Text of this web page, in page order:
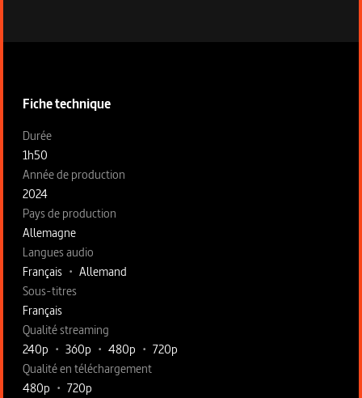
Fiche technique
Fiche technique section gauche
Durée
1h50
Année de production
2024
Pays de production
Allemagne
Langues audio
Français • Allemand
Sous-titres
Français
Qualité streaming
240p • 360p • 480p • 720p
Qualité en téléchargement
480p • 720p